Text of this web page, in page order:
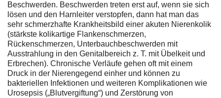
Beschwerden. Beschwerden treten erst auf, wenn sie sich
lösen und den Harnleiter verstopfen, dann hat man das
sehr schmerzhafte Krankheitsbild einer akuten Nierenkolik
(stärkste kolikartige Flankenschmerzen,
Rückenschmerzen, Unterbauchbeschwerden mit
Ausstrahlung in den Genitalbereich z. T. mit Übelkeit und
Erbrechen). Chronische Verläufe gehen oft mit einem
Druck in der Nierengegend einher und können zu
bakteriellen Infektionen und weiteren Komplikationen wie
Urosepsis („Blutvergiftung“) und Zerstörung von